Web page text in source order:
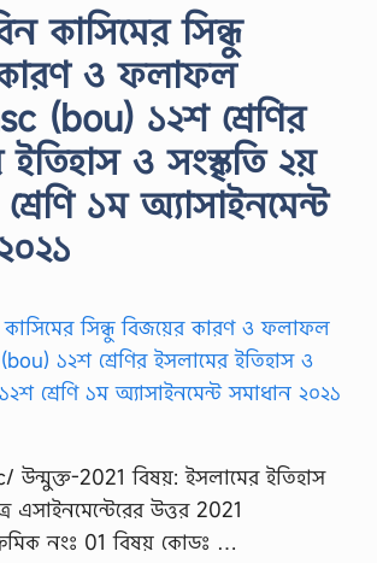
কাসিমের সিন্ধু
ও ফলাফল
(bou) ১২শ শ্রেণির
ইতিহাস ও সংস্কৃতি ২য়
১ম অ্যাসাইনমেন্ট
উন্মুক্ত-2021 বিষয়: ইসলামের ইতিহাস
এসাইনমেন্টেরের উত্তর 2021
নংঃ 01 বিষয় কোডঃ …